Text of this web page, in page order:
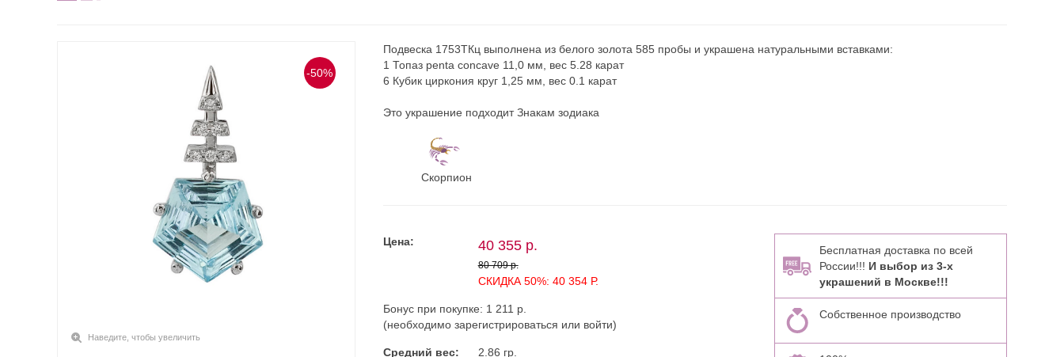
-50%
Наведите, чтобы увеличить
Подвеска 1753ТКц выполнена из белого золота 585 пробы и украшена натуральными вставками:
1 Топаз penta concave 11,0 мм, вес 5.28 карат
6 Кубик циркония круг 1,25 мм, вес 0.1 карат
Это украшение подходит Знакам зодиака
Скорпион
Цена: 40 355 р.
80 709 р.
СКИДКА 50%: 40 354 Р.
Бонус при покупке: 1 211 р.
(необходимо зарегистрироваться или войти)
Средний вес: 2.86 гр.
Бесплатная доставка по всей
России!!! И выбор из 3-х
украшений в Москве!!!
Собственное производство